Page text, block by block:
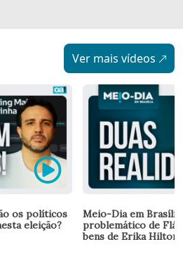
Ver mais vídeos
os políticos
eleição?
Meio-Dia em
problemático de
bens de Erika Hilton